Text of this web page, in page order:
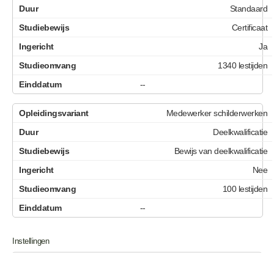
Standaard
Certificaat
Ja
1340 lestijden
--
Medewerker schilderwerken
Deelkwalificatie
Bewijs van deelkwalificatie
Nee
100 lestijden
--
Instellingen